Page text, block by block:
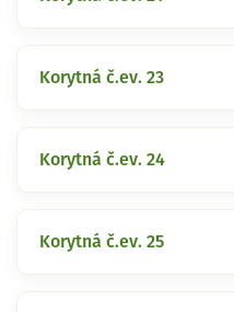
Korytná č.ev. 23
Korytná č.ev. 24
Korytná č.ev. 25